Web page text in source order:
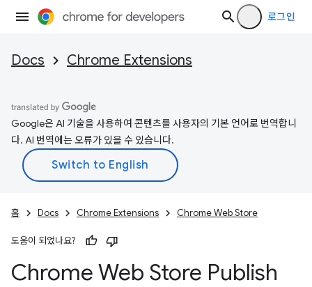
로그인
Docs Chrome Extensions
Google은 AI 기술을 사용하여 콘텐츠를 사용자의 기본 언어로 번역합니
다. AI 번역에는 오류가 있을 수 있습니다.
홈 Docs Chrome Extensions Chrome Web Store
도움이 되었나요?
Chrome Web Store Publish